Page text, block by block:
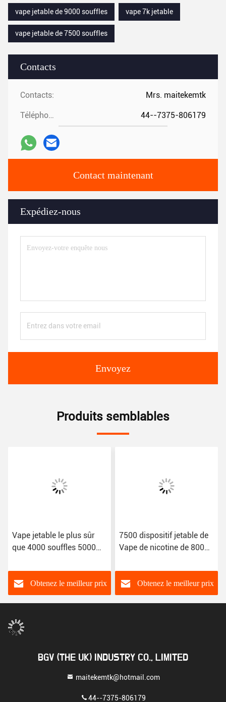
Contacts
Contacts: Mrs. maitekemtk
Téléphone: 44--7375-806179
Contact maintenant
Expédiez-nous
Envoyez
vape jetable de 9000 souffles
vape 7k jetable
vape jetable de 7500 souffles
Produits semblables
Vape jetable le plus sûr
que 4000 souffles 5000
assaisonné la cigarette
d'E
Obtenez le meilleur prix
7500 dispositif jetable de
Vape de nicotine de 8000
Obtenez le meilleur prix
BGV (THE UK) INDUSTRY CO., LIMITED
maitekemtk@hotmail.com
44--7375-806179